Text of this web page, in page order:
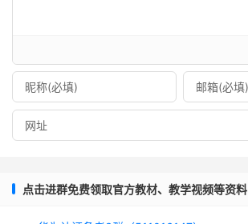
点击进群免费领取官方教材、教学视频等资料